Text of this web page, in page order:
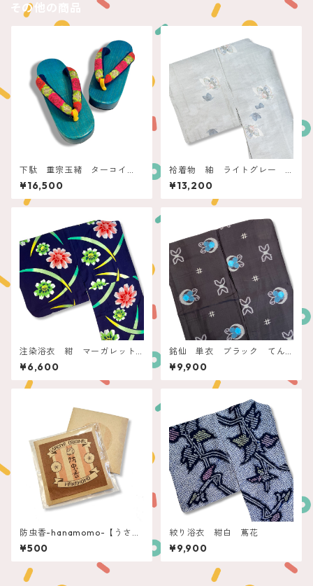
その他の商品
下駄 重宗玉緒 ターコイ
ズ フラワー刺繍
¥16,500
袷着物 紬 ライトグレー
蝶々
¥13,200
注染浴衣 紺 マーガレット
に三日月リーフ
¥6,600
銘仙 単衣 ブラック てん
とう虫と蝶
¥9,900
防虫香-hanamomo-【うさぎ
やoriginal】
¥500
絞り浴衣 紺白 蔦花
¥9,900